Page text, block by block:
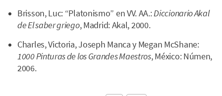
Brisson, Luc: “Platonismo” en VV. AA.:Diccionario Akal
de El saber griego, Madrid: Akal, 2000.
Charles, Victoria, Joseph Manca y Megan McShane:
1000 Pinturas de los Grandes Maestros, México: Númen,
2006.